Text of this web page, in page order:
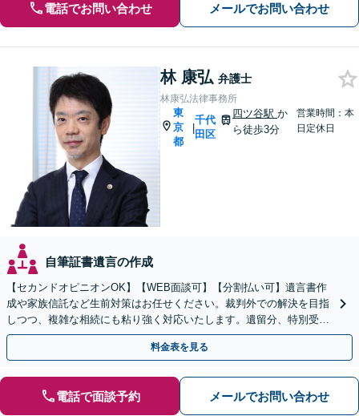
電話でお問い合わせ メールでお問い合わせ
林 康弘 弁護士
林康弘法律事務所
東
京
都
|
千代
田区
四ツ谷駅か
ら徒歩3分
営業時間：本
日定休日
自筆証書遺言の作成
【セカンドオピニオンOK】【WEB面談可】【分割払い可】遺言書作
成や家族信託など生前対策はお任せください。裁判外での解決を目指
しつつ、複雑な相続にも粘り強く対応いたします。遺留分、特別受
益、生前贈与、使い込みなど
料金表を見る
電話で面談予約 メールでお問い合わせ